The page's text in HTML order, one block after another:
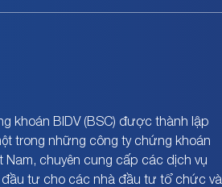
khoán BIDV (BSC) được thành lập
trong những công ty chứng khoán
Nam, chuyên cung cấp các dịch vụ
đầu tư cho các nhà đầu tư tổ chức và